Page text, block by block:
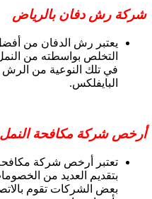
شركة رش دفان بالرياض
يعتبر رش الدفان من
التخلص بواسطته من
في تلك النوعية من الرش
البايفلكس.
أرخص شركة مكافحة النمل
تعتبر أرخص شركة
بتقديم العديد من
بعض الشركات تقوم